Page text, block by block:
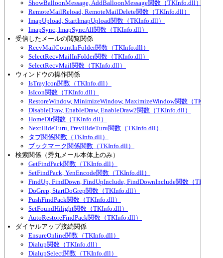
ShowBalloonMessage, AddBalloonMessage関数（TKInfo.dll）
RemoteMailReload, RemoteMailDelete関数（TKInfo.dll）
ImapUpload, StartImapUpload関数（TKInfo.dll）
ImapSync, ImapSyncAll関数（TKInfo.dll）
受信したメールの閲覧関係
RecvMailCountInFolder関数（TKInfo.dll）
SelectRecvMailInFolder関数（TKInfo.dll）
SelectRecvMail関数（TKInfo.dll）
ウィンドウの操作関係
IsTrayIcon関数（TKInfo.dll）
IsIcon関数（TKInfo.dll）
RestoreWindow, MinimizeWindow, MaximizeWindow関数（
DisableDraw, EnableDraw, EnableDraw2関数（TKInfo.dll）
HomeDir関数（TKInfo.dll）
NextHideTuru, PrevHideTuru関数（TKInfo.dll）
タブ関係関数（TKInfo.dll）
ブックマーク関係関数（TKInfo.dll）
検索関係（秀丸メール本体上のみ）
GetFindPack関数（TKInfo.dll）
SetFindPack, YenEncode関数（TKInfo.dll）
FindUp, FindDown, FindUpInclude, FindDownInclude関数（
DoGrep, StartDoGrep関数（TKInfo.dll）
PushFindPack関数（TKInfo.dll）
SetFoundHilight関数（TKInfo.dll）
AutoRestoreFindPack関数（TKInfo.dll）
ダイヤルアップ接続関係
EnsureOnline関数（TKInfo.dll）
Dialup関数（TKInfo.dll）
DialupSelect関数（TKInfo.dll）